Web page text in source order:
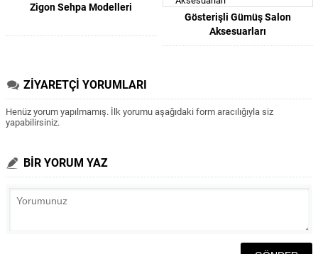
Zigon Sehpa Modelleri
Gösterişli Gümüş Salon
Aksesuarları
ZİYARETÇİ YORUMLARI
Henüz yorum yapılmamış. İlk yorumu aşağıdaki form aracılığıyla siz
yapabilirsiniz.
BİR YORUM YAZ